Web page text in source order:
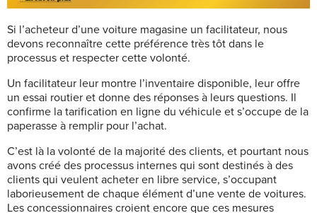
Si l’acheteur d’une voiture magasine un facilitateur, nous
devons reconnaître cette préférence très tôt dans le
processus et respecter cette volonté.
Un facilitateur leur montre l’inventaire disponible, leur offre
un essai routier et donne des réponses à leurs questions. Il
confirme la tarification en ligne du véhicule et s’occupe de la
paperasse à remplir pour l’achat.
C’est là la volonté de la majorité des clients, et pourtant nous
avons créé des processus internes qui sont destinés à des
clients qui veulent acheter en libre service, s’occupant
laborieusement de chaque élément d’une vente de voitures.
Les concessionnaires croient encore que ces mesures